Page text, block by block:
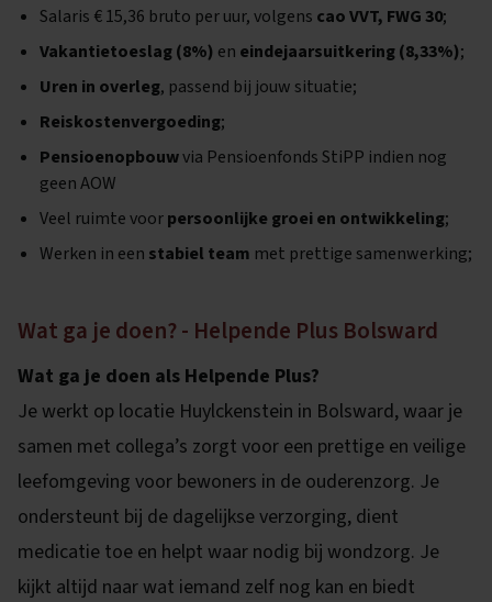
Salaris € 15,36 bruto per uur, volgens cao VVT, FWG 30;
Vakantietoeslag (8%) en eindejaarsuitkering (8,33%);
Uren in overleg, passend bij jouw situatie;
Reiskostenvergoeding;
Pensioenopbouwvia Pensioenfonds StiPP indien nog
geen AOW
Veel ruimte voorpersoonlijke groei en ontwikkeling;
Werken in een stabiel team met prettige samenwerking;
Wat ga je doen? - Helpende Plus Bolsward
Wat ga je doen als Helpende Plus?
Je werkt op locatie Huylckenstein in Bolsward, waar je
samen met collega’s zorgt voor een prettige en veilige
leefomgeving voor bewoners in de ouderenzorg. Je
ondersteunt bij de dagelijkse verzorging, dient
medicatie toe en helpt waar nodig bij wondzorg. Je
kijkt altijd naar wat iemand zelf nog kan en biedt